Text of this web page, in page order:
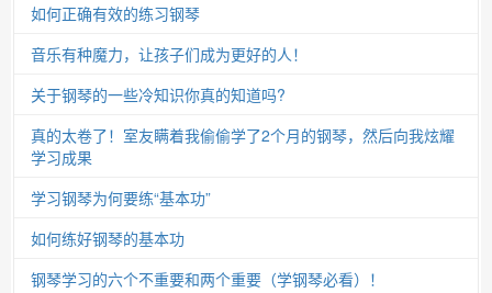
如何正确有效的练习钢琴
音乐有种魔力，让孩子们成为更好的人！
关于钢琴的一些冷知识你真的知道吗?
真的太卷了！室友瞒着我偷偷学了2个月的钢琴，然后向我炫耀
学习成果
学习钢琴为何要练“基本功”
如何练好钢琴的基本功
钢琴学习的六个不重要和两个重要（学钢琴必看）！